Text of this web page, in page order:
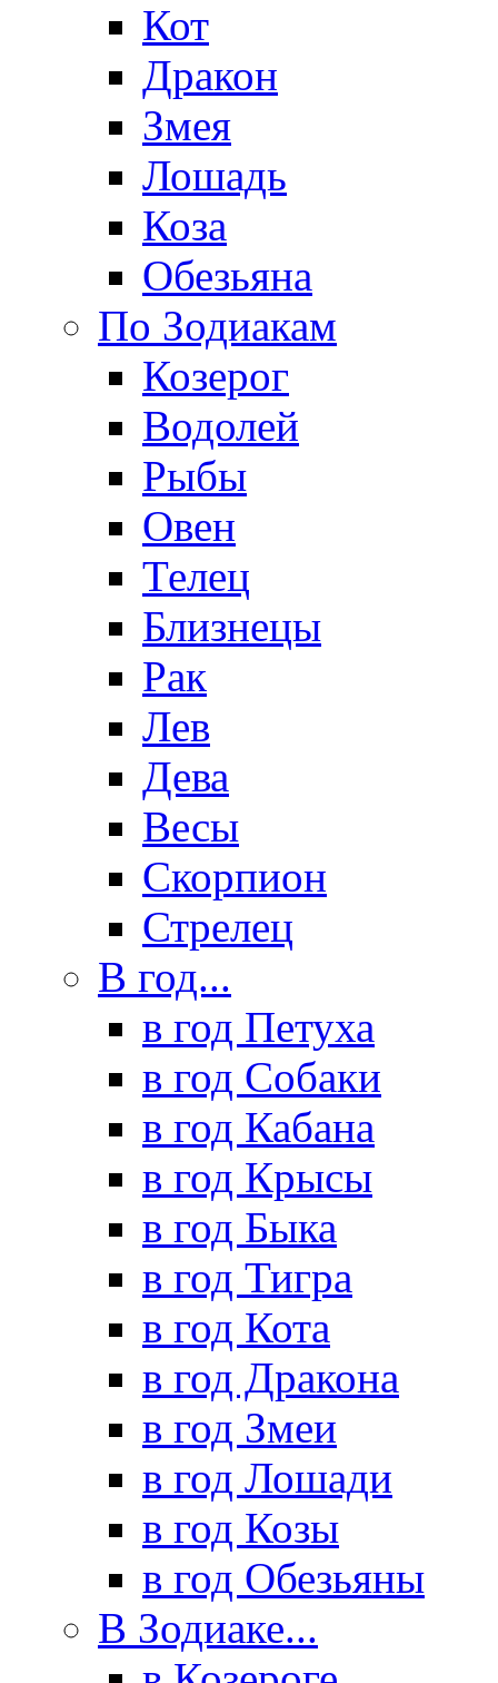
Кот
Дракон
Змея
Лошадь
Коза
Обезьяна
По Зодиакам
Козерог
Водолей
Рыбы
Овен
Телец
Близнецы
Рак
Лев
Дева
Весы
Скорпион
Стрелец
В год...
в год Петуха
в год Собаки
в год Кабана
в год Крысы
в год Быка
в год Тигра
в год Кота
в год Дракона
в год Змеи
в год Лошади
в год Козы
в год Обезьяны
В Зодиаке...